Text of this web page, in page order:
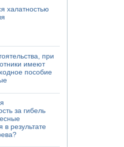
халатностью
при
имеют
пособие
за гибель
в результате